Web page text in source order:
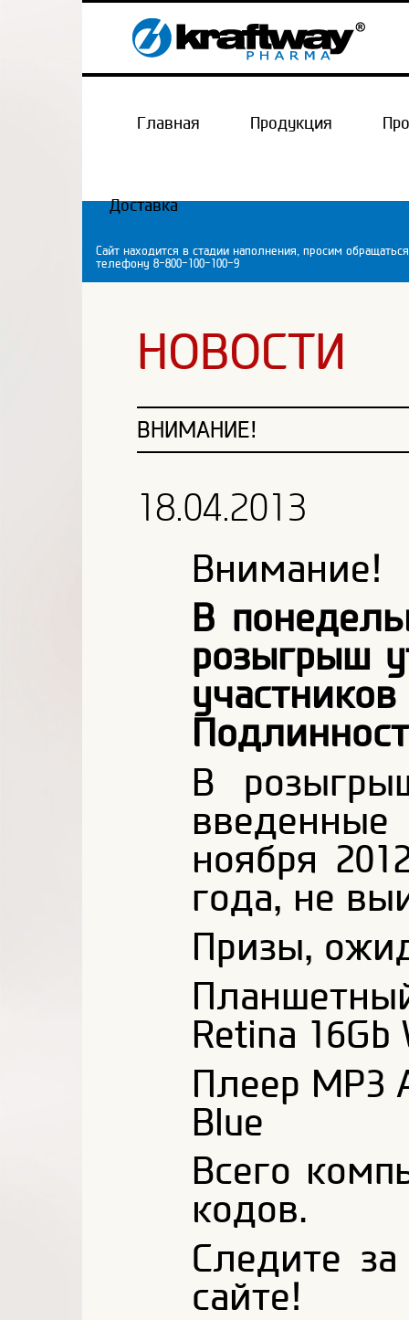
Главная Продукция
Доставка
Сайт находится в стадии наполнения, просим
телефону 8-800-100-100-9
НОВОСТИ
ВНИМАНИЕ!
18.04.2013
Внимание!
В
розыгрыш
В
ноября
года, не
Призы,
Retina
Плеер MP3
Blue
Всего
кодов.
Следите
сайте!